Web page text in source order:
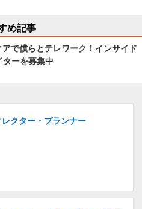
め記事
アで僕らとテレワーク！インサイド
ーを募集中
クター・プランナー